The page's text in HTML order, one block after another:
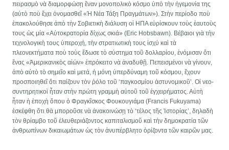
πειρασμὸ νὰ διαμορφώσῃ ἕναν μονοπολικὸ κόσμο ὑπὸ τὴν ἡγεμονία της
(αὐτὸ ποὺ ἔχει ὀνομασθεῖ «Ἡ Νέα Τάξη Πραγμάτων»). Στὴν περίοδο ποὺ
ἐπακολούθησε ἀπὸ τὴν Σοβιετικὴ διάλυση οἱ ΗΠΑ εὑρίσκουν τοὺς ἐαυτοὺς
τους ὡς μία «Αὐτοκρατορία δίχως σκιά» (Eric Hobsbawn). Βέβαιοι γιὰ τὴν
τεχνολογικὴ τους ὑπεροχή, τὴν στρατιωτικὴ τους ἰσχύ καὶ τὰ
πλεονεκτήματα ποὺ τοὺς ἔδωσε τὸ σύστημα τοῦ δολλαρίου, ἐνόμισαν ὅτι
ἕνας «Ἀμερικανικὸς αἰών» ἐπρόκειτο νὰ ἀναδυθῇ. Πεπεισμένοι νὰ γίνουν,
ἀπὸ αὐτὸ τὸ σημεῖο καὶ μετά, ἡ μόνη ὑπερδύναμη τοῦ κόσμου, ἔχουν
προσποιηθεῖ ὅτι παίζουν τὸν ῥόλο τοῦ ‘παγκοσμίου ἀστυνομικοῦ’. Οἱ νεο-
συντηρητικοὶ ἦταν στὴν πρώτη γραμμὴ αὐτοῦ τοῦ ἐγχειρήματος. Αὐτὴ
ἦταν ἡ ἐποχὴ ὅπου ὁ Φραγκῖσκος Φουκουγιάμα (Francis Fukuyama)
ἐσκέφθη ὅτι θὰ μποροῦσε νὰ ἀνακοινώσῃ τὸ ‘τέλος τῆς Ἱστορίας’, δηλαδὴ
τὸν θρίαμβο τοῦ ἐλευθεριάζοντος καπιταλισμοῦ καὶ τὴν δημοκρατία τῶν
ἀνθρωπίνων δικαιωμάτων ὡς τὸν ἀνυπέρβλητο ὁρίζοντα τῶν καιρῶν μας.